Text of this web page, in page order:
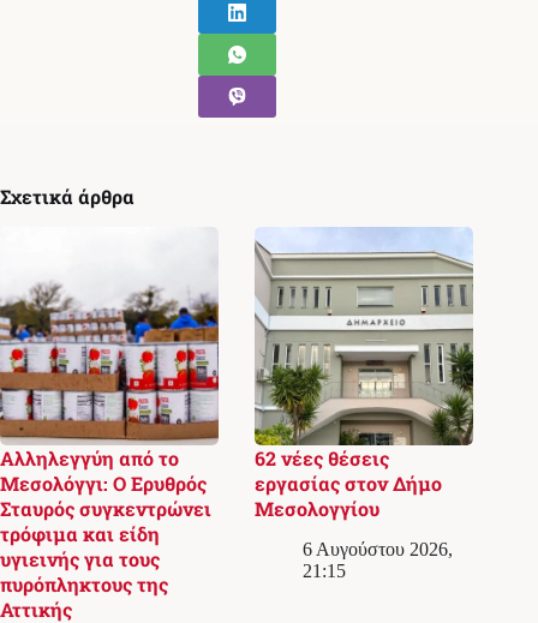
Σχετικά άρθρα
Αλληλεγγύη από το
Μεσολόγγι: Ο Ερυθρός
Σταυρός συγκεντρώνει
τρόφιμα και είδη
υγιεινής για τους
πυρόπληκτους της
Αττικής
62 νέες θέσεις
εργασίας στον Δήμο
Μεσολογγίου
6 Αυγούστου 2026,
21:15